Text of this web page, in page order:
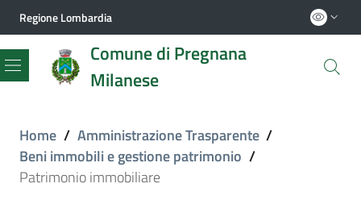
Regione Lombardia
Comune di Pregnana
Milanese
Menu
Home / Amministrazione Trasparente /
Beni immobili e gestione patrimonio /
Patrimonio immobiliare